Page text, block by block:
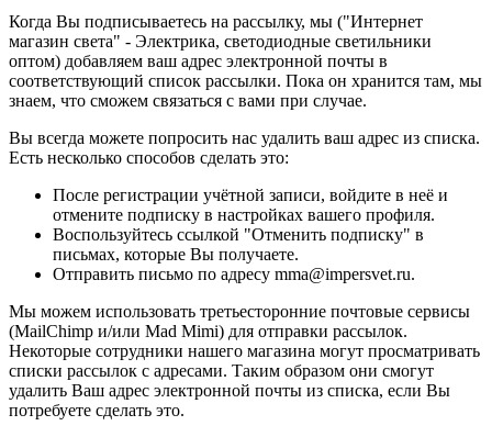
Когда Вы подписываетесь на рассылку, мы ("Интернет
магазин света" - Электрика, светодиодные светильники
оптом) добавляем ваш адрес электронной почты в
соответствующий список рассылки. Пока он хранится там, мы
знаем, что сможем связаться с вами при случае.
Вы всегда можете попросить нас удалить ваш адрес из списка.
Есть несколько способов сделать это:
После регистрации учётной записи, войдите в неё и
отмените подписку в настройках вашего профиля.
Воспользуйтесь ссылкой "Отменить подписку" в
письмах, которые Вы получаете.
Отправить письмо по адресу mma@impersvet.ru.
Мы можем использовать третьесторонние почтовые сервисы
(MailChimp и/или Mad Mimi) для отправки рассылок.
Некоторые сотрудники нашего магазина могут просматривать
списки рассылок с адресами. Таким образом они смогут
удалить Ваш адрес электронной почты из списка, если Вы
потребуете сделать это.